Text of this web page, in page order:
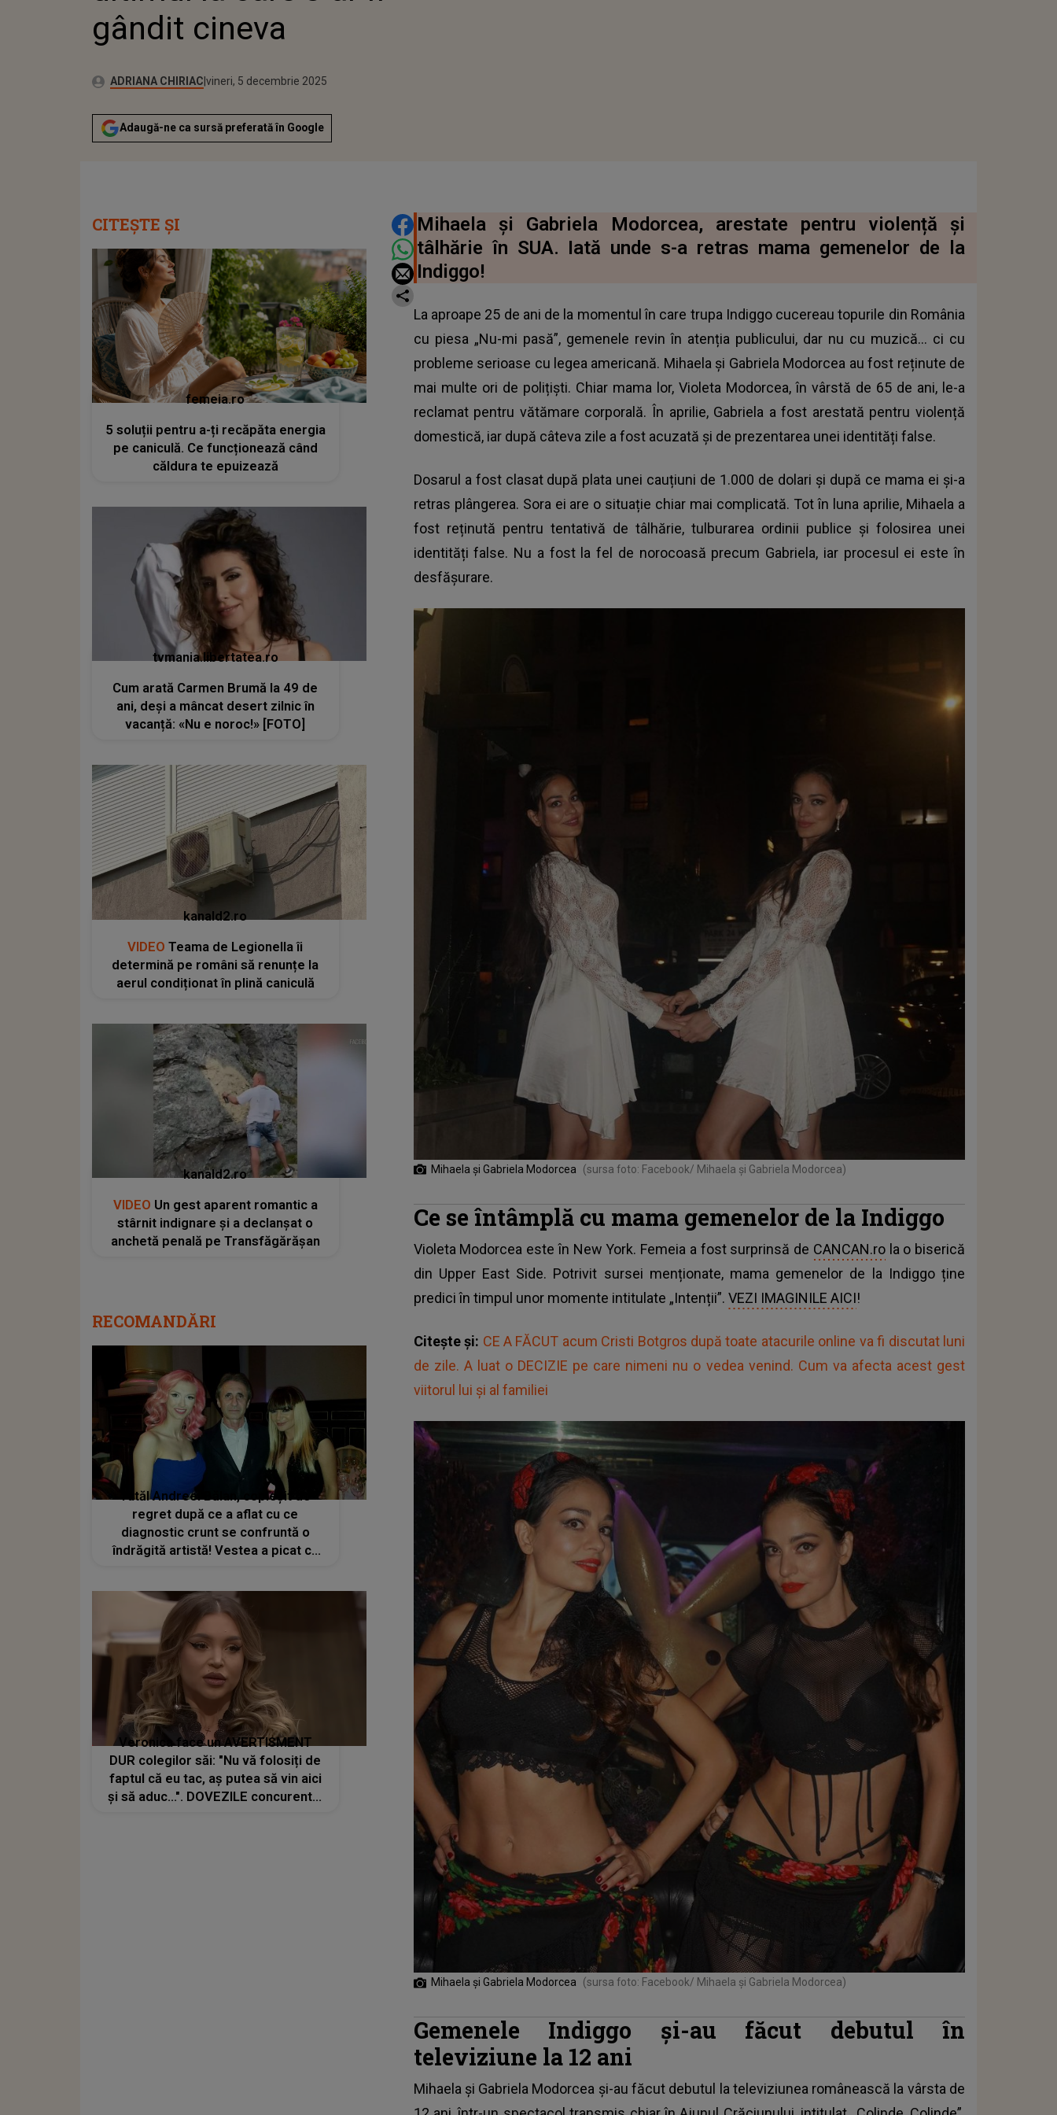
gândit cineva
Autor:ADRIANA CHIRIACPublicat:
vineri, 5 decembrie 2025
Actualizat:
vineri, 5 decembrie 2025
Adaugă-ne ca sursă preferată în Google
DISTRIBUIE ARTICOLUL
Mihaela și Gabriela Modorcea, arestate pentru violență și
tâlhărie în SUA. Iată unde s-a retras mama gemenelor de la
Indiggo!
La aproape 25 de ani de la momentul în care trupa Indiggo cucereau topurile din România
cu piesa „Nu-mi pasă”, gemenele revin în atenția publicului, dar nu cu muzică… ci cu
probleme serioase cu legea americană. Mihaela și Gabriela Modorcea au fost reținute de
mai multe ori de polițiști. Chiar mama lor, Violeta Modorcea, în vârstă de 65 de ani, le-a
reclamat pentru vătămare corporală. În aprilie, Gabriela a fost arestată pentru violență
domestică, iar după câteva zile a fost acuzată și de prezentarea unei identități false.
Dosarul a fost clasat după plata unei cauțiuni de 1.000 de dolari și după ce mama ei și-a
retras plângerea. Sora ei are o situație chiar mai complicată. Tot în luna aprilie, Mihaela a
fost reținută pentru tentativă de tâlhărie, tulburarea ordinii publice și folosirea unei
identități false. Nu a fost la fel de norocoasă precum Gabriela, iar procesul ei este în
desfășurare.
Mihaela și Gabriela Modorcea (sursa foto: Facebook/ Mihaela și Gabriela Modorcea)
Ce se întâmplă cu mama gemenelor de la Indiggo
Violeta Modorcea este în New York. Femeia a fost surprinsă de CANCAN.rola o biserică
din Upper East Side. Potrivit sursei menționate, mama gemenelor de la Indiggo ține
predici în timpul unor momente intitulate „Intenții”. VEZI IMAGINILE AICI!
Citește și: CE A FĂCUT acum Cristi Botgros după toate atacurile online va fi discutat luni
de zile. A luat o DECIZIE pe care nimeni nu o vedea venind. Cum va afecta acest gest
viitorul lui și al familiei
Mihaela și Gabriela Modorcea (sursa foto: Facebook/ Mihaela și Gabriela Modorcea)
Gemenele Indiggo și-au făcut debutul în
televiziune la 12 ani
Mihaela și Gabriela Modorcea și-au făcut debutul la televiziunea românească la vârsta de
CITEȘTE ȘI
femeia.ro
5 soluții pentru a-ți recăpăta energia
pe caniculă. Ce funcționează când
căldura te epuizează
tvmania.libertatea.ro
Cum arată Carmen Brumă la 49 de
ani, deși a mâncat desert zilnic în
vacanță: «Nu e noroc!» [FOTO]
kanald2.ro
VIDEO Teama de Legionella îi
determină pe români să renunțe la
aerul condiționat în plină caniculă
kanald2.ro
VIDEO Un gest aparent romantic a
stârnit indignare și a declanșat o
anchetă penală pe Transfăgărășan
RECOMANDĂRI
Tatăl Andreei Bălan, copleșit de
regret după ce a aflat cu ce
diagnostic crunt se confruntă o
îndrăgită artistă! Vestea a picat ca
de puternică...”
Veronica face un AVERTISMENT
DUR colegilor săi: "Nu vă folosiți de
faptul că eu tac, aș putea să vin aici
și să aduc...". DOVEZILE concurentei